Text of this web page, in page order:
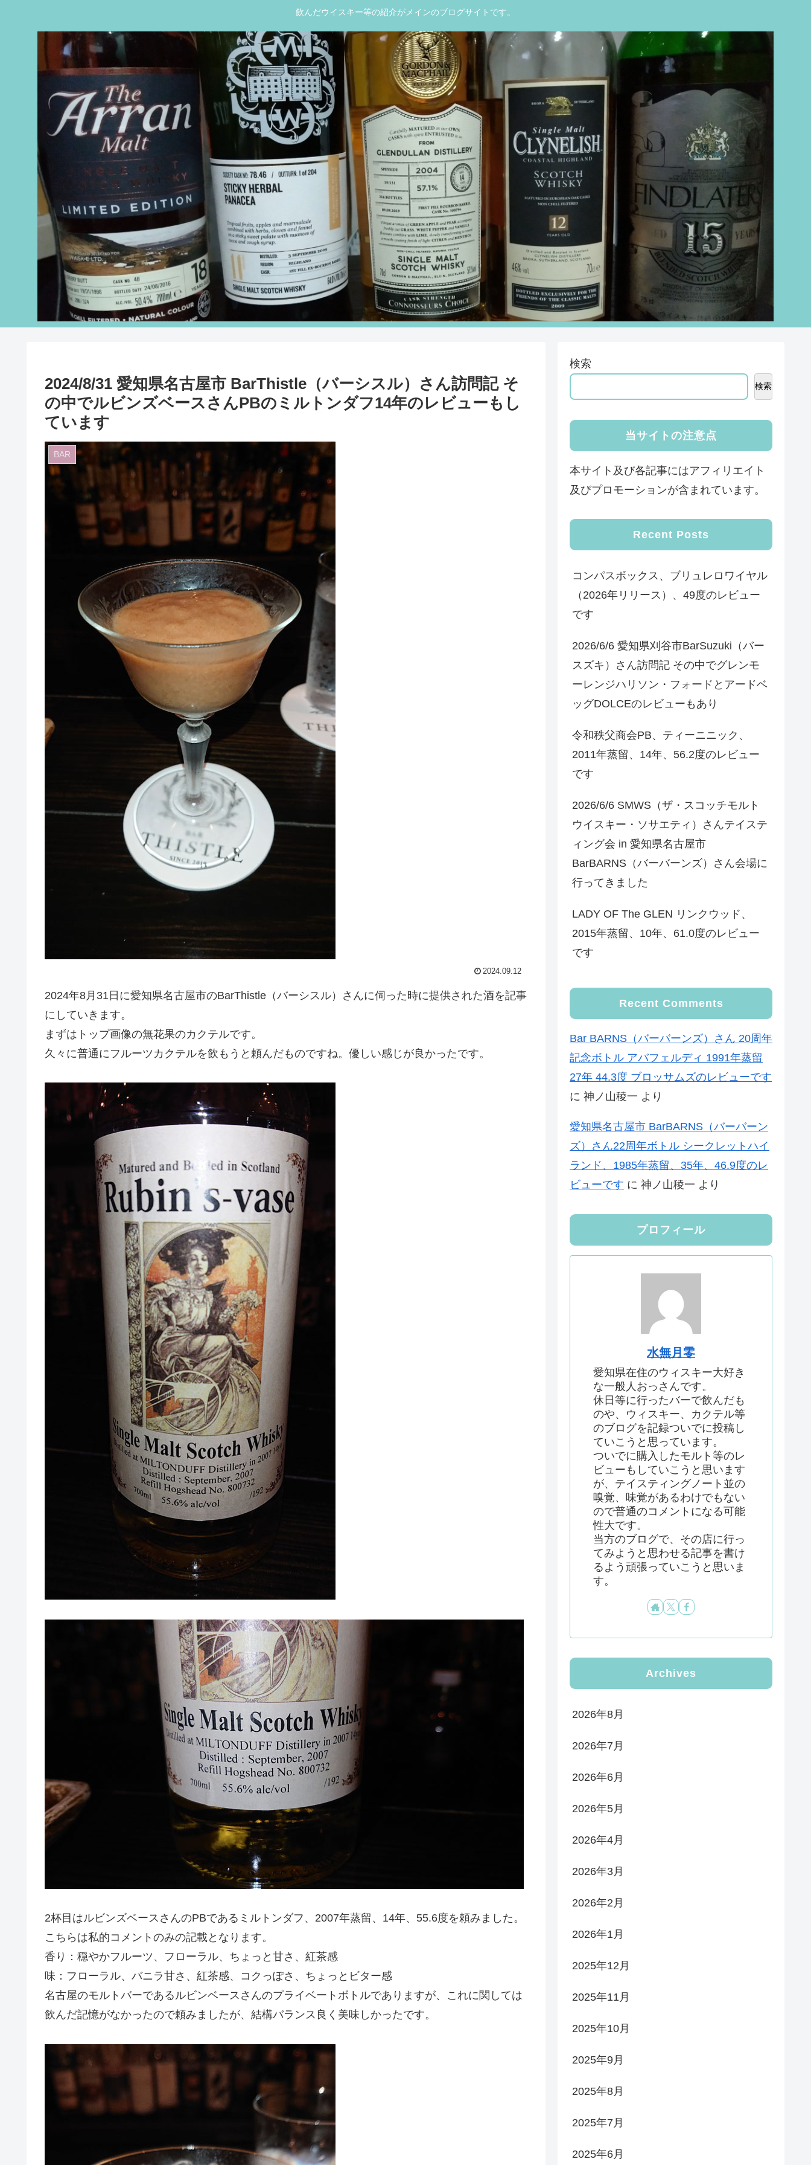
飲んだウイスキー等の紹介がメインのブログサイトです。
2024/8/31 愛知県名古屋市 BarThistle（バーシスル）さん訪問記 そ
の中でルビンズベースさんPBのミルトンダフ14年のレビューもし
ています
BAR
2024.09.12
2024年8月31日に愛知県名古屋市のBarThistle（バーシスル）さんに伺った時に提供された酒を記事
にしていきます。
まずはトップ画像の無花果のカクテルです。
久々に普通にフルーツカクテルを飲もうと頼んだものですね。優しい感じが良かったです。
2杯目はルビンズベースさんのPBであるミルトンダフ、2007年蒸留、14年、55.6度を頼みました。
こちらは私的コメントのみの記載となります。
香り：穏やかフルーツ、フローラル、ちょっと甘さ、紅茶感
味：フローラル、バニラ甘さ、紅茶感、コクっぽさ、ちょっとビター感
名古屋のモルトバーであるルビンベースさんのプライベートボトルでありますが、これに関しては
飲んだ記憶がなかったので頼みましたが、結構バランス良く美味しかったです。
検索
検索
当サイトの注意点
本サイト及び各記事にはアフィリエイト
及びプロモーションが含まれています。
Recent Posts
コンパスボックス、ブリュレロワイヤル
（2026年リリース）、49度のレビュー
です
2026/6/6 愛知県刈谷市BarSuzuki（バー
スズキ）さん訪問記 その中でグレンモ
ーレンジハリソン・フォードとアードベ
ッグDOLCEのレビューもあり
令和秩父商会PB、ティーニニック、
2011年蒸留、14年、56.2度のレビュー
です
2026/6/6 SMWS（ザ・スコッチモルト
ウイスキー・ソサエティ）さんテイステ
ィング会 in 愛知県名古屋市
BarBARNS（バーバーンズ）さん会場に
行ってきました
LADY OF The GLEN リンクウッド、
2015年蒸留、10年、61.0度のレビュー
です
Recent Comments
Bar BARNS（バーバーンズ）さん 20周年
記念ボトル アバフェルディ 1991年蒸留
27年 44.3度 ブロッサムズのレビューです
に 神ノ山稜一 より
愛知県名古屋市 BarBARNS（バーバーン
ズ）さん22周年ボトル シークレットハイ
ランド、1985年蒸留、35年、46.9度のレ
ビューです に 神ノ山稜一 より
プロフィール
水無月零
愛知県在住のウィスキー大好き
な一般人おっさんです。
休日等に行ったバーで飲んだも
のや、ウィスキー、カクテル等
のブログを記録ついでに投稿し
ていこうと思っています。
ついでに購入したモルト等のレ
ビューもしていこうと思います
が、テイスティングノート並の
嗅覚、味覚があるわけでもない
ので普通のコメントになる可能
性大です。
当方のブログで、その店に行っ
てみようと思わせる記事を書け
るよう頑張っていこうと思いま
す。
Archives
2026年8月
2026年7月
2026年6月
2026年5月
2026年4月
2026年3月
2026年2月
2026年1月
2025年12月
2025年11月
2025年10月
2025年9月
2025年8月
2025年7月
2025年6月